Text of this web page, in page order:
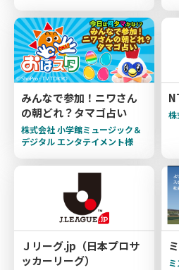
みんなで参加！ニワさん
の朝どれ？タマゴ占い
株式会社 小学館ミュージック＆
デジタル エンタテイメント様
Ｊリーグ.jp（日本プロサ
ッカーリーグ）